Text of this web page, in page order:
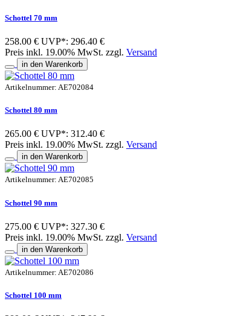
Schottel 70 mm
258.00 € UVP*: 296.40 €
Preis inkl. 19.00% MwSt. zzgl. Versand
in den Warenkorb
Artikelnummer: AE702084
Schottel 80 mm
265.00 € UVP*: 312.40 €
Preis inkl. 19.00% MwSt. zzgl. Versand
in den Warenkorb
Artikelnummer: AE702085
Schottel 90 mm
275.00 € UVP*: 327.30 €
Preis inkl. 19.00% MwSt. zzgl. Versand
in den Warenkorb
Artikelnummer: AE702086
Schottel 100 mm